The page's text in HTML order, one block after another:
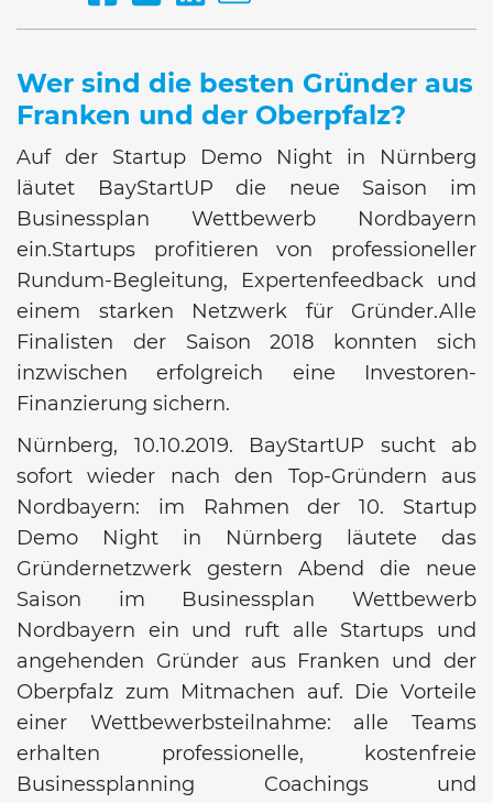
Wer sind die besten Gründer aus
Franken und der Oberpfalz?
Auf der Startup Demo Night in Nürnberg
läutet BayStartUP die neue Saison im
Businessplan Wettbewerb Nordbayern
ein.Startups profitieren von professioneller
Rundum-Begleitung, Expertenfeedback und
einem starken Netzwerk für Gründer.Alle
Finalisten der Saison 2018 konnten sich
inzwischen erfolgreich eine Investoren-
Finanzierung sichern.
Nürnberg, 10.10.2019. BayStartUP sucht ab
sofort wieder nach den Top-Gründern aus
Nordbayern: im Rahmen der 10. Startup
Demo Night in Nürnberg läutete das
Gründernetzwerk gestern Abend die neue
Saison im Businessplan Wettbewerb
Nordbayern ein und ruft alle Startups und
angehenden Gründer aus Franken und der
Oberpfalz zum Mitmachen auf. Die Vorteile
einer Wettbewerbsteilnahme: alle Teams
erhalten professionelle, kostenfreie
Businessplanning Coachings und